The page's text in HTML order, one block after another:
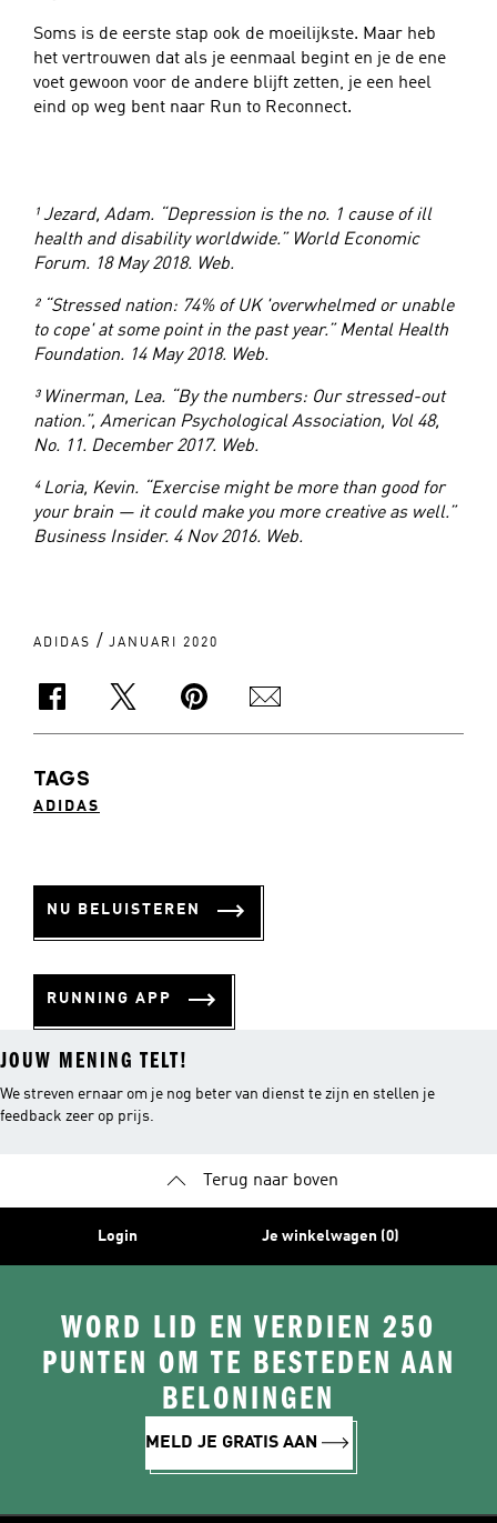
Soms is de eerste stap ook de moeilijkste. Maar heb
het vertrouwen dat als je eenmaal begint en je de ene
voet gewoon voor de andere blijft zetten, je een heel
eind op weg bent naar Run to Reconnect.
¹ Jezard, Adam. “Depression is the no. 1 cause of ill
health and disability worldwide.” World Economic
Forum. 18 May 2018. Web.
² “Stressed nation: 74% of UK 'overwhelmed or unable
to cope' at some point in the past year.” Mental Health
Foundation. 14 May 2018. Web.
³ Winerman, Lea. “By the numbers: Our stressed-out
nation.”, American Psychological Association, Vol 48,
No. 11. December 2017. Web.
⁴ Loria, Kevin. “Exercise might be more than good for
your brain — it could make you more creative as well.”
Business Insider. 4 Nov 2016. Web.
ADIDAS / JANUARI 2020
TAGS
ADIDAS
NU BELUISTEREN
RUNNING APP
JOUW MENING TELT!
We streven ernaar om je nog beter van dienst te zijn en stellen je
feedback zeer op prijs.
Terug naar boven
Login Je winkelwagen (0)
WORD LID EN VERDIEN 250
PUNTEN OM TE BESTEDEN AAN
BELONINGEN
MELD JE GRATIS AAN